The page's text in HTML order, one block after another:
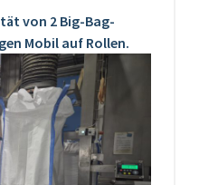
von 2 Big-Bag-
Mobil auf Rollen.